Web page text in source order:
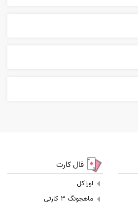
فال کارت
اوراکل
ماهجونگ 3 کارتی